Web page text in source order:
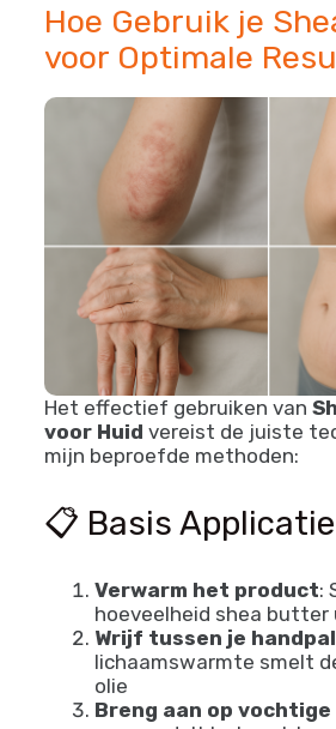
Hoe Gebruik je
voor Optimale
Het effectief gebruiken van
voor Huid vereist de juiste
mijn beproefde methoden:
📋 Basis
Verwarm het product:
hoeveelheid shea butter
Wrijf tussen je
lichaamswarmte smelt
olie
Breng aan op vochtige